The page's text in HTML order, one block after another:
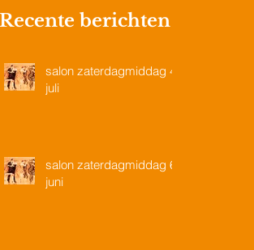
Recente berichten
salon zaterdagmiddag 4
juli
salon zaterdagmiddag 6
juni